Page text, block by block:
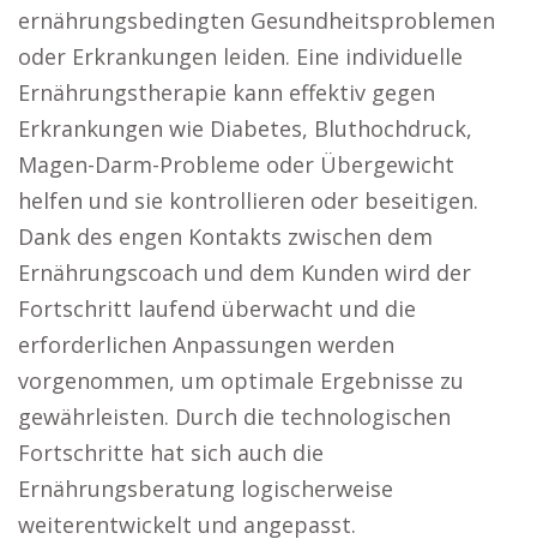
ernährungsbedingten Gesundheitsproblemen
oder Erkrankungen leiden. Eine individuelle
Ernährungstherapie kann effektiv gegen
Erkrankungen wie Diabetes, Bluthochdruck,
Magen-Darm-Probleme oder Übergewicht
helfen und sie kontrollieren oder beseitigen.
Dank des engen Kontakts zwischen dem
Ernährungscoach und dem Kunden wird der
Fortschritt laufend überwacht und die
erforderlichen Anpassungen werden
vorgenommen, um optimale Ergebnisse zu
gewährleisten. Durch die technologischen
Fortschritte hat sich auch die
Ernährungsberatung logischerweise
weiterentwickelt und angepasst.